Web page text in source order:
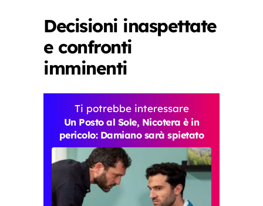
Decisioni inaspettate
e confronti
imminenti
Ti potrebbe interessare
Un Posto al Sole, Nicotera è in
pericolo: Damiano sarà spietato